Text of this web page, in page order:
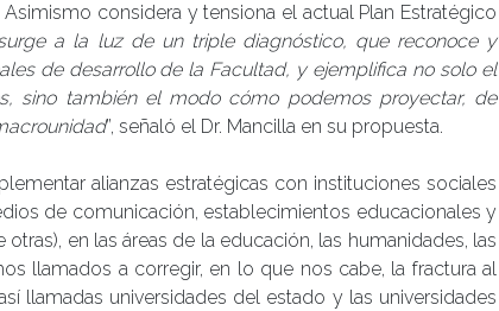
considera y tensiona el actual Plan Estratégico
a la luz de un triple diagnóstico, que reconoce y
de desarrollo de la Facultad, y ejemplifica no solo el
sino también el modo cómo podemos proyectar, de
”, señaló el Dr. Mancilla en su propuesta.
alianzas estratégicas con instituciones sociales
de comunicación, establecimientos educacionales y
en las áreas de la educación, las humanidades, las
llamados a corregir, en lo que nos cabe, la fractura al
llamadas universidades del estado y las universidades